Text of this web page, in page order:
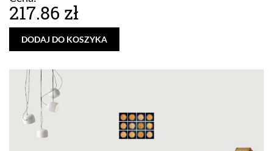
217.86 zł
DODAJ DO KOSZYKA